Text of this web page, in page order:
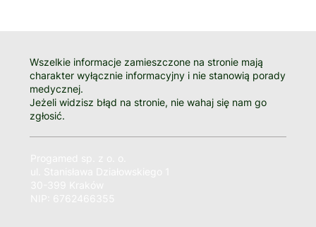
Wszelkie informacje zamieszczone na stronie mają
charakter wyłącznie informacyjny i nie stanowią porady
medycznej.
Jeżeli widzisz błąd na stronie, nie wahaj się nam go
zgłosić.